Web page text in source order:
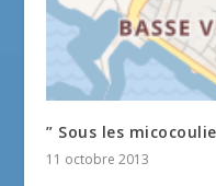
” Sous les
11 octobre 2013